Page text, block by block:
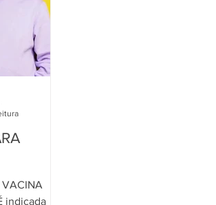
VACINA
indicada